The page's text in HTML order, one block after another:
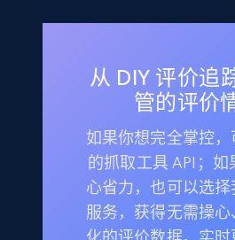
从 DIY 评价追
管的评价
如果你想完全掌控，
的抓取工具 API；如
心省力，也可以选
服务，获得无需操